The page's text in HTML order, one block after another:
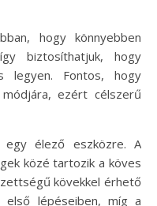
hogy könnyebben
biztosíthatjuk, hogy
legyen. Fontos, hogy
ezért célszerű
egy élező eszközre. A
közé tartozik a köves
kövekkel érhető
lépéseiben, míg a